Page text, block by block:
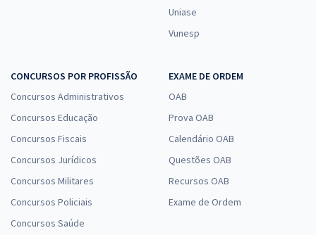
Uniase
Vunesp
CONCURSOS POR PROFISSÃO
Concursos Administrativos
Concursos Educação
Concursos Fiscais
Concursos Jurídicos
Concursos Militares
Concursos Policiais
Concursos Saúde
EXAME DE ORDEM
OAB
Prova OAB
Calendário OAB
Questões OAB
Recursos OAB
Exame de Ordem